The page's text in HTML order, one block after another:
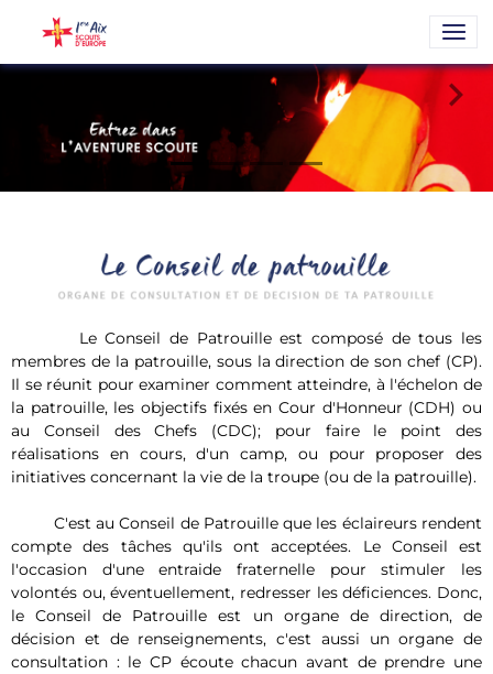
Le Conseil de Patrouille est composé de tous les
membres de la patrouille, sous la direction de son chef (CP).
Il se réunit pour examiner comment atteindre, à l'échelon de
la patrouille, les objectifs fixés en Cour d'Honneur (CDH) ou
au Conseil des Chefs (CDC); pour faire le point des
réalisations en cours, d'un camp, ou pour proposer des
initiatives concernant la vie de la troupe (ou de la patrouille).
C'est au Conseil de Patrouille que les éclaireurs rendent
compte des tâches qu'ils ont acceptées. Le Conseil est
l'occasion d'une entraide fraternelle pour stimuler les
volontés ou, éventuellement, redresser les déficiences. Donc,
le Conseil de Patrouille est un organe de direction, de
décision et de renseignements, c'est aussi un organe de
consultation : le CP écoute chacun avant de prendre une